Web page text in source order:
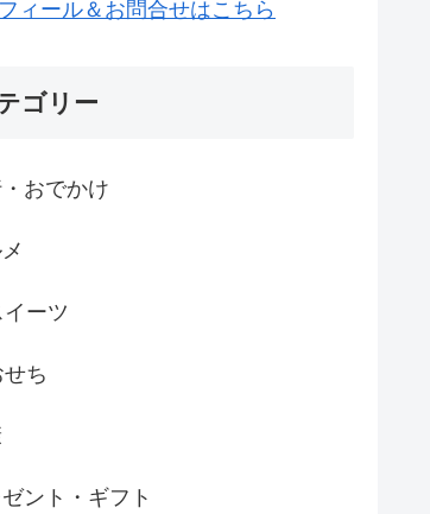
ィール＆お問合せはこちら
ゴリー
おでかけ
イーツ
せち
ント・ギフト